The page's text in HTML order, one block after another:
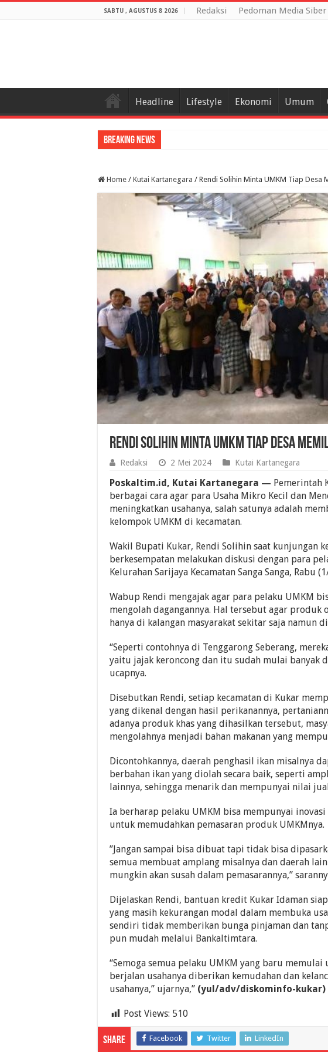
SABTU , AGUSTUS 8 2026 Redaksi Pedoman Media Siber
Headline Lifestyle Ekonomi Umum
Breaking News
Home / Kutai Kartanegara / Rendi Solihin Minta UMKM Tiap Desa
Rendi Solihin Minta UMKM Tiap Desa
Redaksi 2 Mei 2024 Kutai Kartanegara
Poskaltim.id, Kutai Kartanegara — Pemerintah
berbagai cara agar para Usaha Mikro Kecil dan
meningkatkan usahanya, salah satunya adalah
kelompok UMKM di kecamatan.
Wakil Bupati Kukar, Rendi Solihin saat kunjungan
berkesempatan melakukan diskusi dengan para
Kelurahan Sarijaya Kecamatan Sanga Sanga, Rabu
Wabup Rendi mengajak agar para pelaku UMKM
mengolah dagangannya. Hal tersebut agar produk
hanya di kalangan masyarakat sekitar saja namun
“Seperti contohnya di Tenggarong Seberang,
yaitu jajak keroncong dan itu sudah mulai banyak
ucapnya.
Disebutkan Rendi, setiap kecamatan di Kukar
yang dikenal dengan hasil perikanannya,
adanya produk khas yang dihasilkan tersebut,
mengolahnya menjadi bahan makanan yang
Dicontohkannya, daerah penghasil ikan misalnya
berbahan ikan yang diolah secara baik, seperti
lainnya, sehingga menarik dan mempunyai nilai
Ia berharap pelaku UMKM bisa mempunyai
untuk memudahkan pemasaran produk UMKMnya.
”Jangan sampai bisa dibuat tapi tidak bisa
semua membuat amplang misalnya dan daerah
mungkin akan susah dalam pemasarannya,”
Dijelaskan Rendi, bantuan kredit Kukar Idaman
yang masih kekurangan modal dalam membuka
sendiri tidak memberikan bunga pinjaman dan
pun mudah melalui Bankaltimtara.
“Semoga semua pelaku UMKM yang baru memulai
berjalan usahanya diberikan kemudahan dan
usahanya,” ujarnya,” (yul/adv/diskominfo-kukar)
Post Views: 510
Share Facebook Twitter LinkedIn